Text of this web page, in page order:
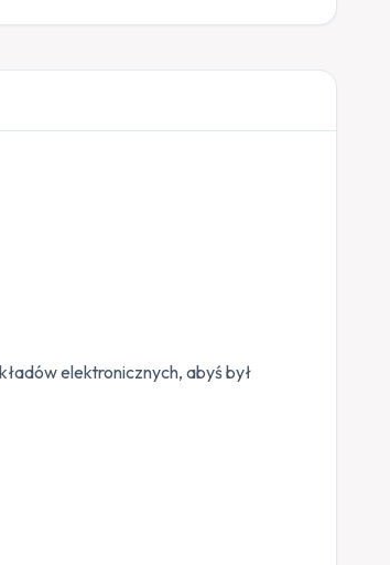
elektronicznych, abyś był